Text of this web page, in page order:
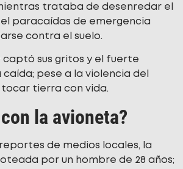
trataba de desenredar el
paracaídas de emergencia
contra el suelo.
captó sus gritos y el fuerte
pese a la violencia del
tierra con vida.
la avioneta?
de medios locales, la
por un hombre de 28 años;